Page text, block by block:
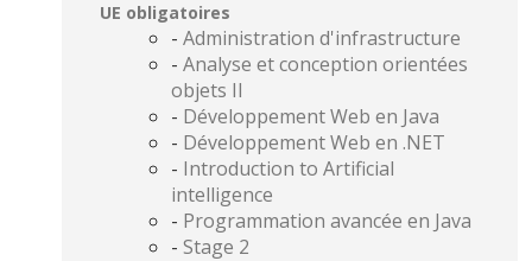
UE obligatoires
- Administration d'infrastructure
- Analyse et conception orientées
objets II
- Développement Web en Java
- Développement Web en .NET
- Introduction to Artificial
intelligence
- Programmation avancée en Java
- Stage 2